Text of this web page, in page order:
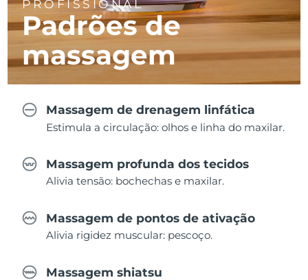
PROFISSIONAL
Padrões de
massagem
Massagem de drenagem linfática
Estimula a circulação: olhos e linha do maxilar.
Massagem profunda dos tecidos
Alivia tensão: bochechas e maxilar.
Massagem de pontos de ativação
Alivia rigidez muscular: pescoço.
Massagem shiatsu